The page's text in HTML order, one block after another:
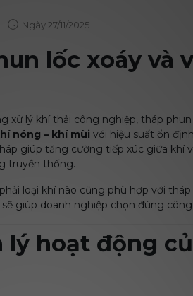
Ngày27/11/2025
lốc xoáy và
xử lý khí thải công nghiệp, tháp
nóng – khí mùi với hiệu suất ổn
giúp tăng cường tiếp xúc giữa khí
truyền thống.
loại khí nào cũng phù hợp với
sẽ giúp doanh nghiệp chọn đúng
lý hoạt động